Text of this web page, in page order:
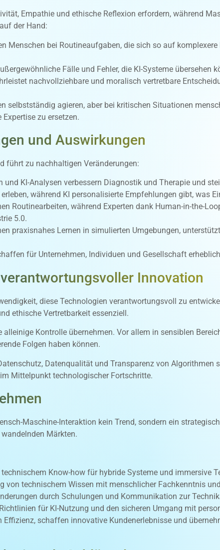
Empathie und ethische Reflexion erfordern, während
der Hand:
Menschen bei Routineaufgaben, die sich so auf
Fälle und Fehler, die KI-Systeme übersehen
nachvollziehbare und moralisch vertretbare
selbstständig agieren, aber bei kritischen Situationen
zu ersetzen.
und Auswirkungen
führt zu nachhaltigen Veränderungen:
KI-Analysen verbessern Diagnostik und Therapie und
während KI personalisierte Empfehlungen gibt, was
Routinearbeiten, während Experten dank Human-in-the-
5.0.
praxisnahes Lernen in simulierten Umgebungen,
für Unternehmen, Individuen und Gesellschaft
Innovation
diese Technologien verantwortungsvoll zu
ethische Vertretbarkeit essenziell.
Kontrolle übernehmen. Vor allem in sensiblen
Folgen haben können.
Datenqualität und Transparenz von Algorithmen
Mittelpunkt technologischer Fortschritte.
Maschine-Interaktion kein Trend, sondern ein
Märkten.
Know-how für hybride Systeme und immersive
von technischem Wissen mit menschlicher Fachkenntnis
durch Schulungen und Kommunikation zur
für KI-Nutzung und den sicheren Umgang mit
Effizienz, schaffen innovative Kundenerlebnisse und